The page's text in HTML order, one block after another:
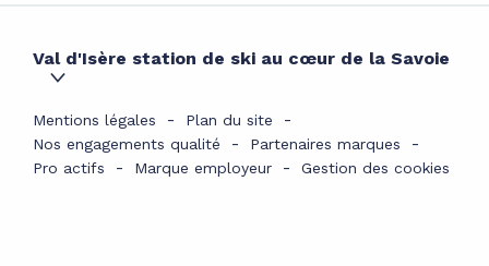
Val d'Isère station de ski au cœur de la Savoie
Mentions légales
Plan du site
Nos engagements qualité
Partenaires marques
Pro actifs
Marque employeur Gestion des cookies